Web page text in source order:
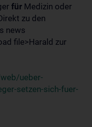
für Medizin oder
zu den
news
file>Harald zur
ueber-
setzen-sich-fuer-